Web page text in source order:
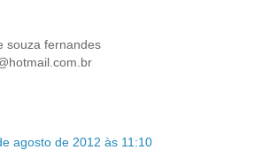
souza fernandes
agosto de 2012 às 11:10